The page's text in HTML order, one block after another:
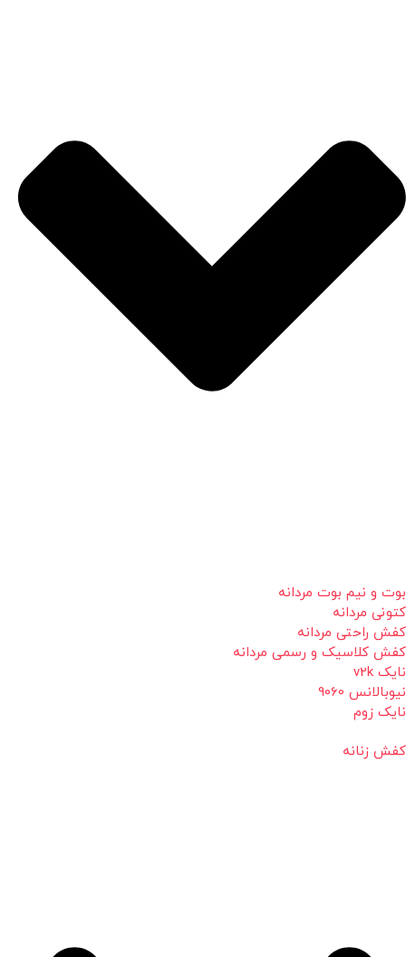
بوت و نیم بوت مردانه
کتونی مردانه
کفش راحتی مردانه
کفش کلاسیک و رسمی مردانه
نایک v2k
نیوبالانس 9060
نایک زوم
کفش زنانه